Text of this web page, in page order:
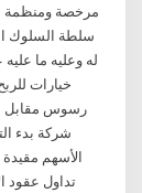
سلطة السلوك
له وعليه ما عليه
خيارات
رسوس مقابل
شركة بدء
الأسهم مقيدة
تداول عقود